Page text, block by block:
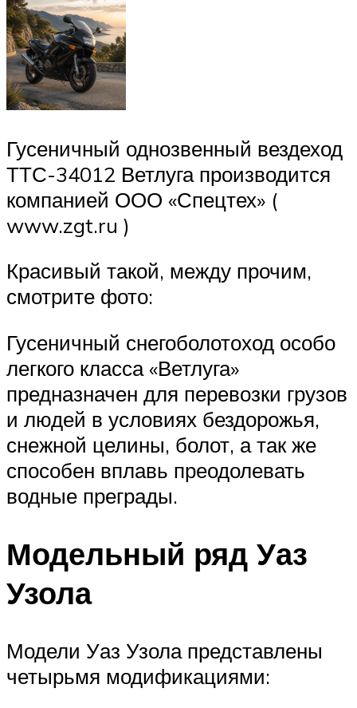
Гусеничный однозвенный вездеход
ТТС-34012 Ветлуга производится
компанией ООО «Спецтех» (
www.zgt.ru )
Красивый такой, между прочим,
смотрите фото:
Гусеничный снегоболотоход особо
легкого класса «Ветлуга»
предназначен для перевозки грузов
и людей в условиях бездорожья,
снежной целины, болот, а так же
способен вплавь преодолевать
водные преграды.
Модельный ряд Уаз
Узола
Модели Уаз Узола представлены
четырьмя модификациями: